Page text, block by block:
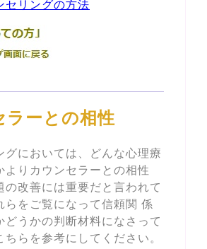
セリングの方法
ラーとの相性
グにおいては、どんな心理療
よりカウンセラーとの相性
の改善には重要だと言われて
らをご覧になって信頼関 係
どうかの判断材料になさって
ちらを参考にしてください。